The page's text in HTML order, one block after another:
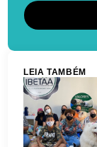
LEIA TAMBÉM